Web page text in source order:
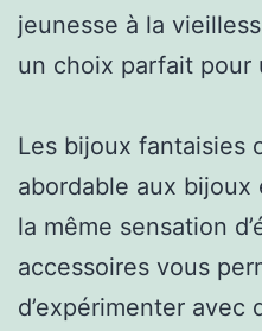
jeunesse à la
un choix parfait pour
Les bijoux fantaisies
abordable aux
la même sensation
accessoires vous
d’expérimenter avec